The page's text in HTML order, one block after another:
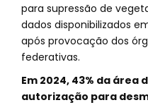
para supressão de
dados disponibilizados
após provocação dos
federativas.
Em 2024, 43% da
autorização para